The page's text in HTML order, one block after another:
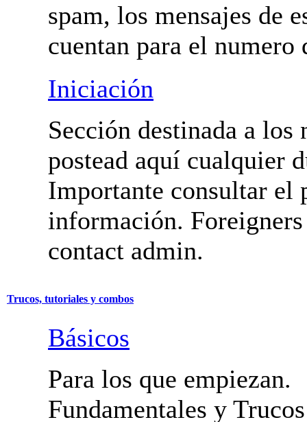
spam, los mensajes de
cuentan para el numero
mensajes.
Iniciación
Sección destinada a los
postead aquí cualquier
Importante consultar el
información. Foreigners
Trucos, tutoriales y combos
Básicos
Para los que empiezan.